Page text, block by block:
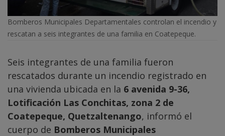
Bomberos Municipales Departamentales controlan el incendio y
rescatan a seis integrantes de una familia en Coatepeque.
Seis integrantes de una familia fueron
rescatados durante un incendio registrado en
una vivienda ubicada en la 6 avenida 9-36,
Lotificación Las Conchitas, zona 2 de
Coatepeque, Quetzaltenango, informó el
cuerpo de Bomberos Municipales